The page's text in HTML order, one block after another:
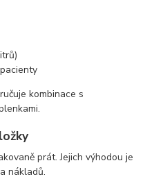
kombinace s
prát. Jejich výhodou je
nákladů.